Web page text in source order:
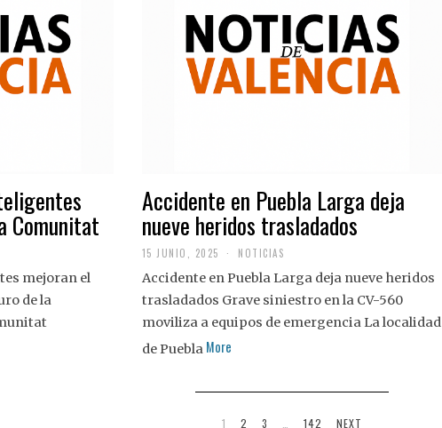
Comunitat
mejoran el
de la
Accidente en Puebla Larga deja
nueve heridos trasladados
15 JUNIO, 2025 NOTICIAS
Accidente en Puebla Larga deja nueve heridos
trasladados Grave siniestro en la CV-560
moviliza a equipos de emergencia La localidad
de Puebla More
1 2 3 … 142 NEXT